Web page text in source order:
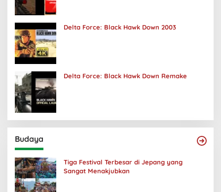
Delta Force: Black Hawk Down 2003
Delta Force: Black Hawk Down Remake
Budaya
Tiga Festival Terbesar di Jepang yang
Sangat Menakjubkan